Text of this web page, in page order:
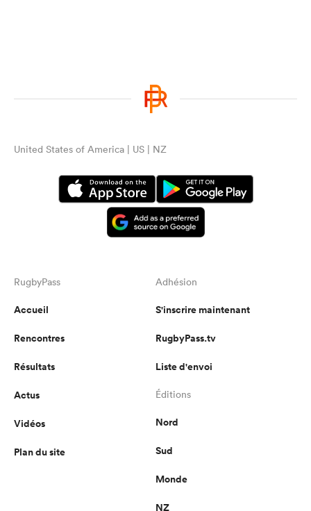
United States of America | US | NZ
RugbyPass
Accueil
Rencontres
Résultats
Actus
Vidéos
Plan du site
Adhésion
S'inscrire maintenant
RugbyPass.tv
Liste d'envoi
Éditions
Nord
Sud
Monde
NZ